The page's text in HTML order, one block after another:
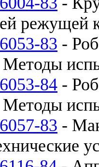
режущей
83 -
Методы
84 -
83 -